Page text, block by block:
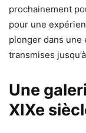
prochainement
pour une
plonger dans une
transmises
Une
XIXe